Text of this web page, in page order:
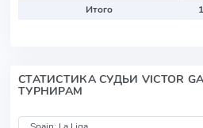
Итого
1
СТАТИСТИКА СУДЬИ VICTOR
ТУРНИРАМ